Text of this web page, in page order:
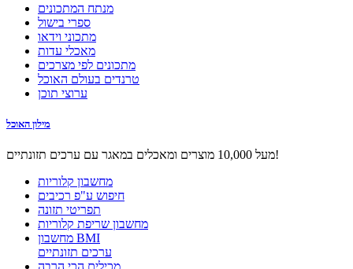
מנתח המתכונים
ספרי בישול
מתכוני וידאו
מאכלי עדות
מתכונים לפי מצרכים
טרנדים בעולם האוכל
ערוצי תוכן
מילון האוכל
מעל 10,000 מוצרים ומאכלים במאגר עם ערכים תזונתיים!
מחשבון קלוריות
חיפוש ע"פ רכיבים
תפריטי תזונה
מחשבון שריפת קלוריות
מחשבון BMI
ערכים תזונתיים
מכילים הכי הרבה